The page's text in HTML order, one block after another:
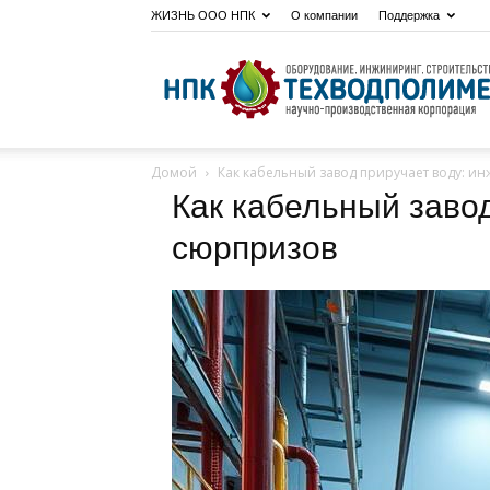
ЖИЗНЬ ООО НПК О компании Поддержка
Домой Как кабельный завод приручает воду:
Как кабельный
сюрпризов